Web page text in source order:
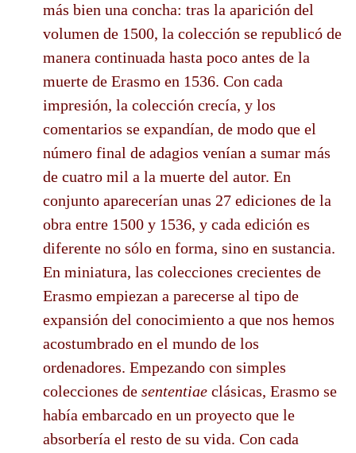
más bien una concha: tras la aparición del
volumen de 1500, la colección se republicó de
manera continuada hasta poco antes de la
muerte de Erasmo en 1536. Con cada
impresión, la colección crecía, y los
comentarios se expandían, de modo que el
número final de adagios venían a sumar más
de cuatro mil a la muerte del autor. En
conjunto aparecerían unas 27 ediciones de la
obra entre 1500 y 1536, y cada edición es
diferente no sólo en forma, sino en sustancia.
En miniatura, las colecciones crecientes de
Erasmo empiezan a parecerse al tipo de
expansión del conocimiento a que nos hemos
acostumbrado en el mundo de los
ordenadores. Empezando con simples
colecciones de sententiae clásicas, Erasmo se
había embarcado en un proyecto que le
absorbería el resto de su vida. Con cada